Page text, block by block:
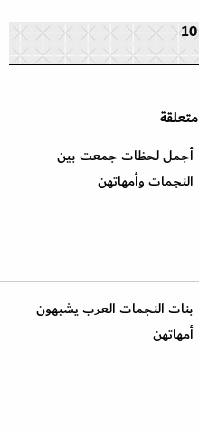
أجمل لحظات جمعت بين
النجمات وأمهاتهن
بنات النجمات العرب يشبهون
أمهاتهن